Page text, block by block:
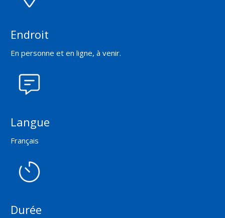
Endroit
En personne et en ligne, à venir.
Langue
Français
Durée